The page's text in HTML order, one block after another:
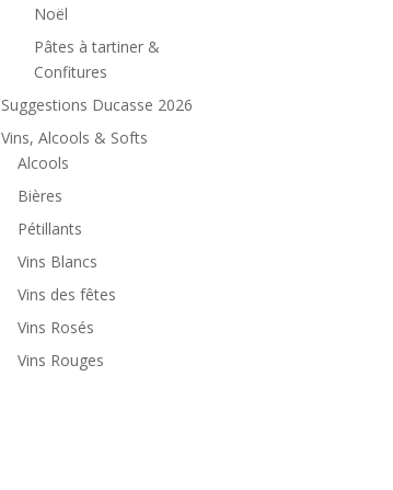
Noël
Pâtes à tartiner &
Confitures
Suggestions Ducasse 2026
Vins, Alcools & Softs
Alcools
Bières
Pétillants
Vins Blancs
Vins des fêtes
Vins Rosés
Vins Rouges